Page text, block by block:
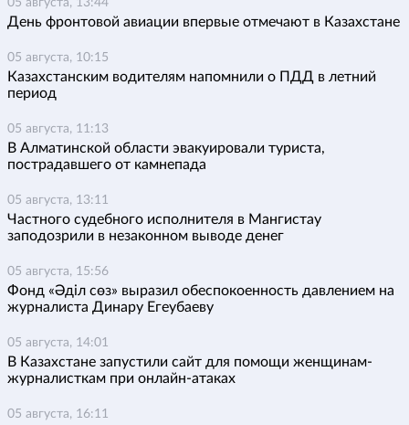
05 августа, 13:44
День фронтовой авиации впервые отмечают в Казахстане
05 августа, 10:15
Казахстанским водителям напомнили о ПДД в летний
период
05 августа, 11:13
В Алматинской области эвакуировали туриста,
пострадавшего от камнепада
05 августа, 13:11
Частного судебного исполнителя в Мангистау
заподозрили в незаконном выводе денег
05 августа, 15:56
Фонд «Әділ сөз» выразил обеспокоенность давлением на
журналиста Динару Егеубаеву
05 августа, 14:01
В Казахстане запустили сайт для помощи женщинам-
журналисткам при онлайн-атаках
05 августа, 16:11